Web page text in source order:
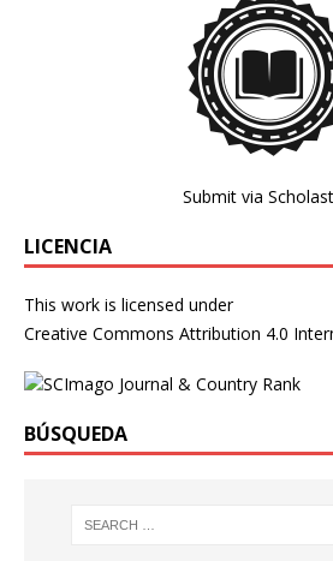
Submit via
LICENCIA
This work is licensed under
Creative Commons Attribution 4.0
BÚSQUEDA